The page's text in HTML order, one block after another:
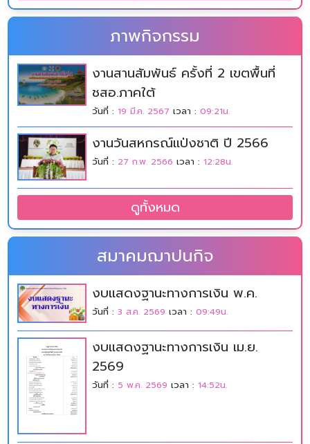
ภาพกิจกรรม
งานสานสัมพันธ์ ครั้งที่ 2 เขตพื้นที่
ชสอ.ภาคใต้
วันที่ : 19 มี.ค. 2567 เวลา : 09:21น.
งานวันสหกรณ์แป่งชาติ ปี 2566
วันที่ : 27 ก.พ. 2566 เวลา : 12:28น.
ดูทั้งหมด
สมาคมฌาปนกิจ
งบแสดงฐานะทางการเงิน พ.ค.
วันที่ : 3 ส.ค. 2569 เวลา : 09:49น.
งบแสดงฐานะทางการเงิน เม.ย.
2569
วันที่ : 5 พ.ค. 2569 เวลา : 14:52น.